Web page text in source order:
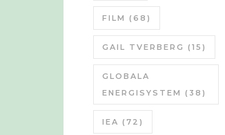
FILM (68)
GAIL TVERBERG (15)
GLOBALA
ENERGISYSTEM (38)
IEA (72)